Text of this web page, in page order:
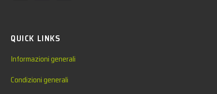
QUICK LINKS
Informazioni generali
Condizioni generali